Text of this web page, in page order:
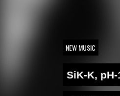
NEW MUSIC
SiK-K,